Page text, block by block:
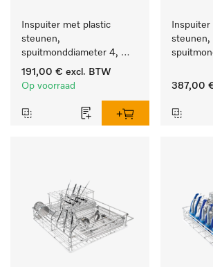
Inspuiter met plastic
steunen,
spuitmonddiameter 4,
lengte 185 mm, 10 stuks
191,00 € excl. BTW
Op voorraad
Inspuiter
steunen,
387,00